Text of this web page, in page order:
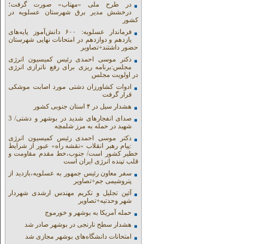
در طرح ملی «مهتاب» صورت گرفت؛
درخشش مدیر برق شهرستان عسلویه در
کشور
فرماندار عسلویه: ۶۰۰ دانش‌آموز پایه‌های
یازدهم و دوازدهم در امتحانات نهایی شهرستان
حضور داشتند+تصاویر
دکتر موسی احمدی رئیس کمیسیون انرژی
مجلس:برنامه ریزی برای رفع ناترازی انرژی
در اولویت مجلس
ادوات کشاورزان دشتی مورد اصابت موشکی
قرار گرفت
هشدار سیل در ۴ استان جنوبی کشور
صدای انفجارهای شدید در بوشهر و دشتی/ 3
شهید در حمله به مرز شلمچه
دکتر موسی احمدی رئیس کمیسیون انرژی
:پیام رهبر انقلاب «نقشه راه» عبور از شرایط
خطیر کشور است/ جنوب،خط مقدم مقاومت و
قلب تپنده انرژی ایران است
سفر معاون رئیس جمهور به عسلویه،بازدید از
پتروشیمی جم+تصاویر
آئین تجلیل و تکریم مهندس ارشدی شهردار
شهر وحدتیه+تصاویر
حمله آمریکا به بوشهر و خورموج
هشدار سطح نارنجی در بوشهر صادر شد
امتحانات دانشگاه‌های بوشهر مجازی شد